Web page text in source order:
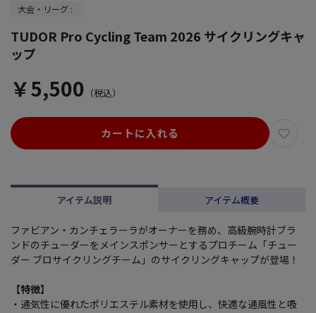
大会・リーグ :
TUDOR Pro Cycling Team 2026 サイクリングキャ
ップ
￥5,500 （税込）
カートに入れる
アイテム説明 アイテム概要
ファビアン・カンチェラーラがオーナーを務め、高級腕時計ブラ
ンドのチューダーをメインスポンサーとするプロチーム「チュー
ダー ブロサイクリングチーム」のサイクリングキャップが登場！
【特徴】
・通気性に優れたポリエステル素材を使用し、快適な通風性と吸